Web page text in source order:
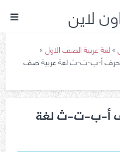
لاين
»لغة عربية الصف الاول»
أ-ب-ت-ث لغة عربية صف
أ-ب-ت-ث لغة